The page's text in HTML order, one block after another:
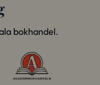
bokhandel.